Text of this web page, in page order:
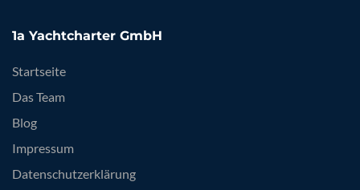
1a Yachtcharter GmbH
Startseite
Das Team
Blog
Impressum
Datenschutzerklärung